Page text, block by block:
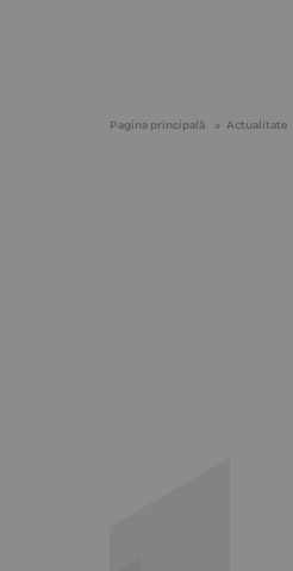
Pagina principală Actualitate